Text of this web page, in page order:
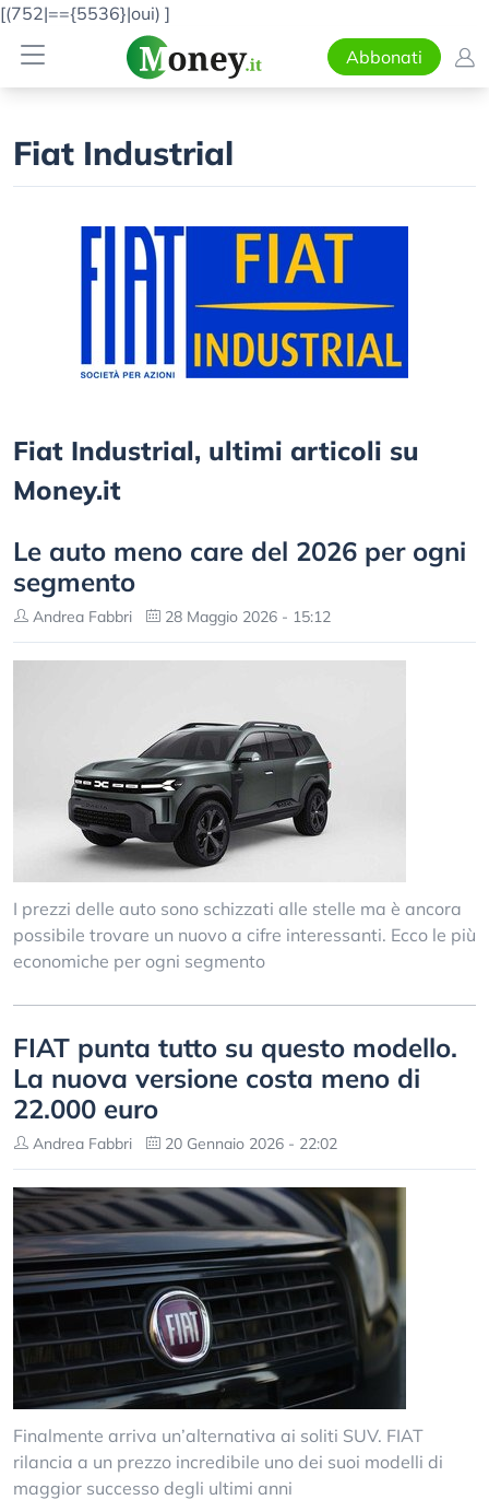
[(752|=={5536}|oui) ]
Abbonati
Fiat Industrial
Fiat Industrial, ultimi articoli su
Money.it
Le auto meno care del 2026 per ogni
segmento
Andrea Fabbri 28 Maggio 2026 - 15:12
I prezzi delle auto sono schizzati alle stelle ma è ancora
possibile trovare un nuovo a cifre interessanti. Ecco le più
economiche per ogni segmento
FIAT punta tutto su questo modello.
La nuova versione costa meno di
22.000 euro
Andrea Fabbri 20 Gennaio 2026 - 22:02
Finalmente arriva un’alternativa ai soliti SUV. FIAT
rilancia a un prezzo incredibile uno dei suoi modelli di
maggior successo degli ultimi anni